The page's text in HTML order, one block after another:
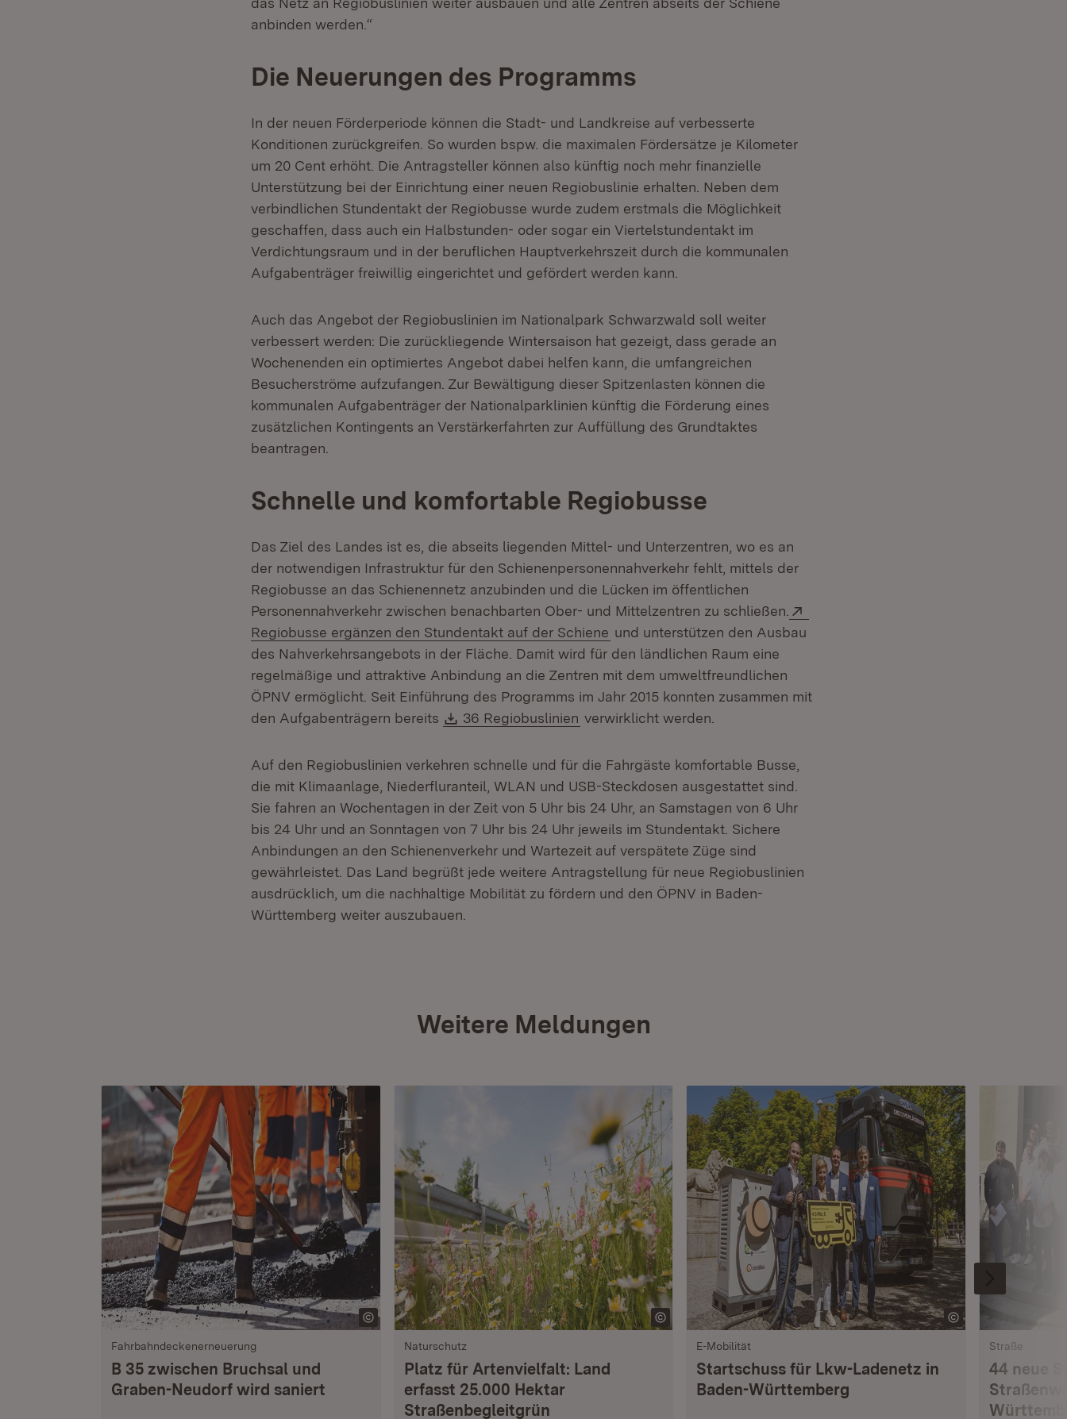
anbinden werden.“
Die Neuerungen des Programms
In der neuen Förderperiode können die Stadt- und Landkreise auf verbesserte
Konditionen zurückgreifen. So wurden bspw. die maximalen Fördersätze je Kilometer
um 20 Cent erhöht. Die Antragsteller können also künftig noch mehr finanzielle
Unterstützung bei der Einrichtung einer neuen Regiobuslinie erhalten. Neben dem
verbindlichen Stundentakt der Regiobusse wurde zudem erstmals die Möglichkeit
geschaffen, dass auch ein Halbstunden- oder sogar ein Viertelstundentakt im
Verdichtungsraum und in der beruflichen Hauptverkehrszeit durch die kommunalen
Aufgabenträger freiwillig eingerichtet und gefördert werden kann.
Auch das Angebot der Regiobuslinien im Nationalpark Schwarzwald soll weiter
verbessert werden: Die zurückliegende Wintersaison hat gezeigt, dass gerade an
Wochenenden ein optimiertes Angebot dabei helfen kann, die umfangreichen
Besucherströme aufzufangen. Zur Bewältigung dieser Spitzenlasten können die
kommunalen Aufgabenträger der Nationalparklinien künftig die Förderung eines
zusätzlichen Kontingents an Verstärkerfahrten zur Auffüllung des Grundtaktes
beantragen.
Schnelle und komfortable Regiobusse
Das Ziel des Landes ist es, die abseits liegenden Mittel- und Unterzentren, wo es an
der notwendigen Infrastruktur für den Schienenpersonennahverkehr fehlt, mittels der
Regiobusse an das Schienennetz anzubinden und die Lücken im öffentlichen
Personennahverkehr zwischen benachbarten Ober- und Mittelzentren zu schließen.
Regiobusse ergänzen den Stundentakt auf der Schiene (Öffnet in neuem Fenster)
und unterstützen den Ausbau
des Nahverkehrsangebots in der Fläche. Damit wird für den ländlichen Raum eine
regelmäßige und attraktive Anbindung an die Zentren mit dem umweltfreundlichen
ÖPNV ermöglicht. Seit Einführung des Programms im Jahr 2015 konnten zusammen mit
den Aufgabenträgern bereits
Download:
36 Regiobuslinien (Öffnet in neuem Fenster)
verwirklicht werden.
Auf den Regiobuslinien verkehren schnelle und für die Fahrgäste komfortable Busse,
die mit Klimaanlage, Niederfluranteil, WLAN und USB-Steckdosen ausgestattet sind.
Sie fahren an Wochentagen in der Zeit von 5 Uhr bis 24 Uhr, an Samstagen von 6 Uhr
bis 24 Uhr und an Sonntagen von 7 Uhr bis 24 Uhr jeweils im Stundentakt. Sichere
Anbindungen an den Schienenverkehr und Wartezeit auf verspätete Züge sind
gewährleistet. Das Land begrüßt jede weitere Antragstellung für neue Regiobuslinien
ausdrücklich, um die nachhaltige Mobilität zu fördern und den ÖPNV in Baden-
Württemberg weiter auszubauen.
Weitere Meldungen
Fahrbahndeckenerneuerung
B 35 zwischen Bruchsal und
Graben-Neudorf wird saniert
Naturschutz
Platz für Artenvielfalt: Land
erfasst 25.000 Hektar
Straßenbegleitgrün
E-Mobilität
Startschuss für Lkw-Ladenetz in
Baden-Württemberg
Straße
44 neue